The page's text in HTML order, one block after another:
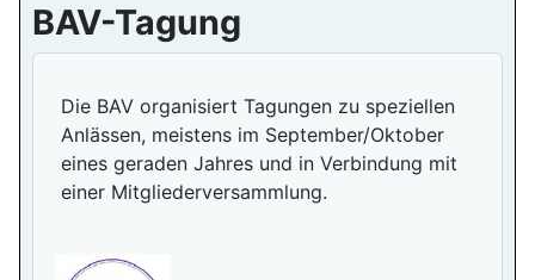
BAV-Tagung
Die BAV organisiert Tagungen zu speziellen
Anlässen, meistens im September/Oktober
eines geraden Jahres und in Verbindung mit
einer Mitgliederversammlung.